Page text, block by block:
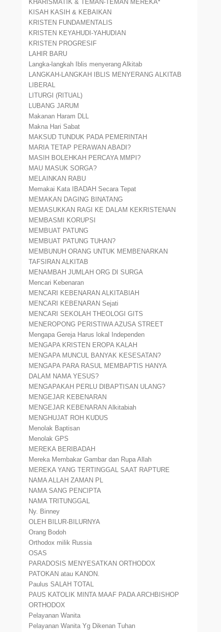
KHARISMATIK & TEMAN-TEMAN MEREKA*
KISAH KASIH & KEBAIKAN
KRISTEN FUNDAMENTALIS
KRISTEN KEYAHUDI-YAHUDIAN
KRISTEN PROGRESIF
LAHIR BARU
Langka-langkah Iblis menyerang Alkitab
LANGKAH-LANGKAH IBLIS MENYERANG ALKITAB
LIBERAL
LITURGI (RITUAL)
LUBANG JARUM
Makanan Haram DLL
Makna Hari Sabat
MAKSUD TUNDUK PADA PEMERINTAH
MARIA TETAP PERAWAN ABADI?
MASIH BOLEHKAH PERCAYA MMPI?
MAU MASUK SORGA?
MELAINKAN RABU
Memakai Kata IBADAH Secara Tepat
MEMAKAN DAGING BINATANG
MEMASUKKAN RAGI KE DALAM KEKRISTENAN
MEMBASMI KORUPSI
MEMBUAT PATUNG
MEMBUAT PATUNG TUHAN?
MEMBUNUH ORANG UNTUK MEMBENARKAN
TAFSIRAN ALKITAB
MENAMBAH JUMLAH ORG DI SURGA
Mencari Kebenaran
MENCARI KEBENARAN ALKITABIAH
MENCARI KEBENARAN Sejati
MENCARI SEKOLAH THEOLOGI GITS
MENEROPONG PERISTIWA AZUSA STREET
Mengapa Gereja Harus lokal Independen
MENGAPA KRISTEN EROPA KALAH
MENGAPA MUNCUL BANYAK KESESATAN?
MENGAPA PARA RASUL MEMBAPTIS HANYA
DALAM NAMA YESUS?
MENGAPAKAH PERLU DIBAPTISAN ULANG?
MENGEJAR KEBENARAN
MENGEJAR KEBENARAN Alkitabiah
MENGHUJAT ROH KUDUS
Menolak Baptisan
Menolak GPS
MEREKA BERIBADAH
Mereka Membakar Gambar dan Rupa Allah
MEREKA YANG TERTINGGAL SAAT RAPTURE
NAMA ALLAH ZAMAN PL
NAMA SANG PENCIPTA
NAMA TRITUNGGAL
Ny. Binney
OLEH BILUR-BILURNYA
Orang Bodoh
Orthodox milik Russia
OSAS
PARADOSIS MENYESATKAN ORTHODOX
PATOKAN atau KANON.
Paulus SALAH TOTAL
PAUS KATOLIK MINTA MAAF PADA ARCHBISHOP
ORTHODOX
Pelayanan Wanita
Pelayanan Wanita Yg Dikenan Tuhan